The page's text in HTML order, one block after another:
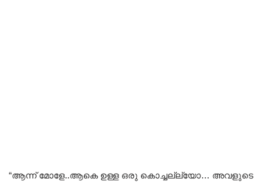
“ആന്ന് മോളേ..ആകെ ഉള്ള ഒരു കൊച്ചല്ല്യോ… അവളുടെ